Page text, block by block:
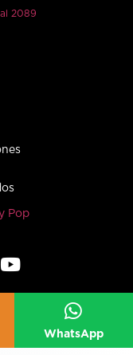
2089
Pop
WhatsApp